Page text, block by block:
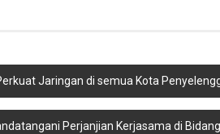
Jaringan di semua Kota
Perjanjian Kerjasama di